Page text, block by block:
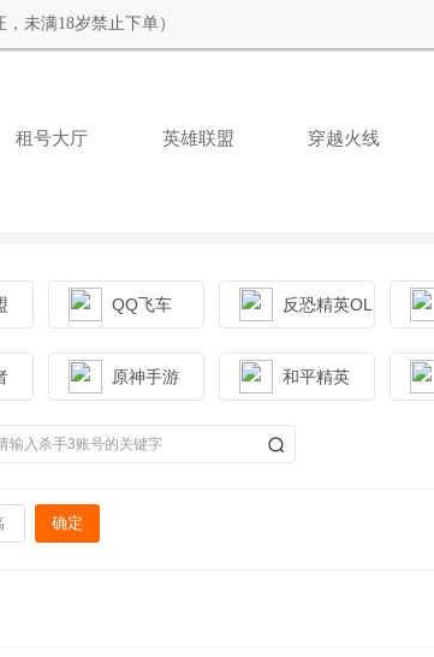
未满18岁禁止下单）
租号大厅 英雄联盟 穿越火线
QQ飞车 反恐精英OL
原神手游 和平精英
确定